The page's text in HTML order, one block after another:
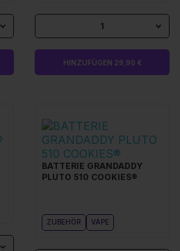
1
HINZUFÜGEN 29,90 €
BATTERIE GRANDADDY
PLUTO 510 COOKIES®
ZUBEHÖR VAPE